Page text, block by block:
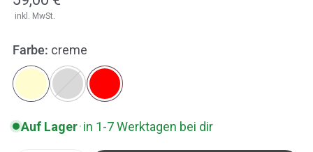
Preis
inkl. MwSt.
Farbe: creme
Auf Lager·in 1-7 Werktagen bei dir